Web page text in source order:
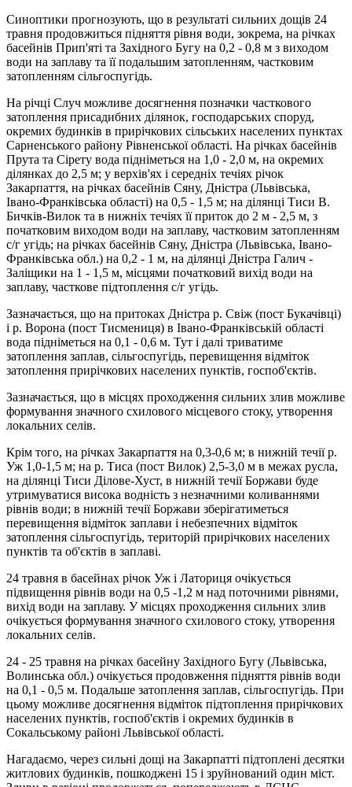
Синоптики прогнозують, що в результаті сильних дощів 24
травня продовжиться підняття рівня води, зокрема, на річках
басейнів Прип'яті та Західного Бугу на 0,2 - 0,8 м з виходом
води на заплаву та її подальшим затопленням, частковим
затопленням сільгоспугідь.
На річці Случ можливе досягнення позначки часткового
затоплення присадибних ділянок, господарських споруд,
окремих будинків в прирічкових сільських населених пунктах
Сарненського району Рівненської області. На річках басейнів
Прута та Сірету вода підніметься на 1,0 - 2,0 м, на окремих
ділянках до 2,5 м; у верхів'ях і середніх течіях річок
Закарпаття, на річках басейнів Сяну, Дністра (Львівська,
Івано-Франківська області) на 0,5 - 1,5 м; на ділянці Тиси В.
Бичків-Вилок та в нижніх течіях її приток до 2 м - 2,5 м, з
початковим виходом води на заплаву, частковим затопленням
с/г угідь; на річках басейнів Сяну, Дністра (Львівська, Івано-
Франківська обл.) на 0,2 - 1 м, на ділянці Дністра Галич -
Заліщики на 1 - 1,5 м, місцями початковий вихід води на
заплаву, часткове підтоплення с/г угідь.
Зазначається, що на притоках Дністра р. Свіж (пост Букачівці)
і р. Ворона (пост Тисмениця) в Івано-Франківській області
вода підніметься на 0,1 - 0,6 м. Тут і далі триватиме
затоплення заплав, сільгоспугідь, перевищення відміток
затоплення прирічкових населених пунктів, госпоб'єктів.
Зазначається, що в місцях проходження сильних злив можливе
формування значного схилового місцевого стоку, утворення
локальних селів.
Крім того, на річках Закарпаття на 0,3-0,6 м; в нижній течії р.
Уж 1,0-1,5 м; на р. Тиса (пост Вилок) 2,5-3,0 м в межах русла,
на ділянці Тиси Ділове-Хуст, в нижній течії Боржави буде
утримуватися висока водність з незначними коливаннями
рівнів води; в нижній течії Боржави зберігатиметься
перевищення відміток заплави і небезпечних відміток
затоплення сільгоспугідь, територій прирічкових населених
пунктів та об'єктів в заплаві.
24 травня в басейнах річок Уж і Латориця очікується
підвищення рівнів води на 0,5 -1,2 м над поточними рівнями,
вихід води на заплаву. У місцях проходження сильних злив
очікується формування значного схилового стоку, утворення
локальних селів.
24 - 25 травня на річках басейну Західного Бугу (Львівська,
Волинська обл.) очікується продовження підняття рівнів води
на 0,1 - 0,5 м. Подальше затоплення заплав, сільгоспугідь. При
цьому можливе досягнення відміток підтоплення прирічкових
населених пунктів, госпоб'єктів і окремих будинків в
Сокальському районі Львівської області.
Нагадаємо, через сильні дощі на Закарпатті підтоплені десятки
житлових будинків, пошкоджені 15 і зруйнований один міст.